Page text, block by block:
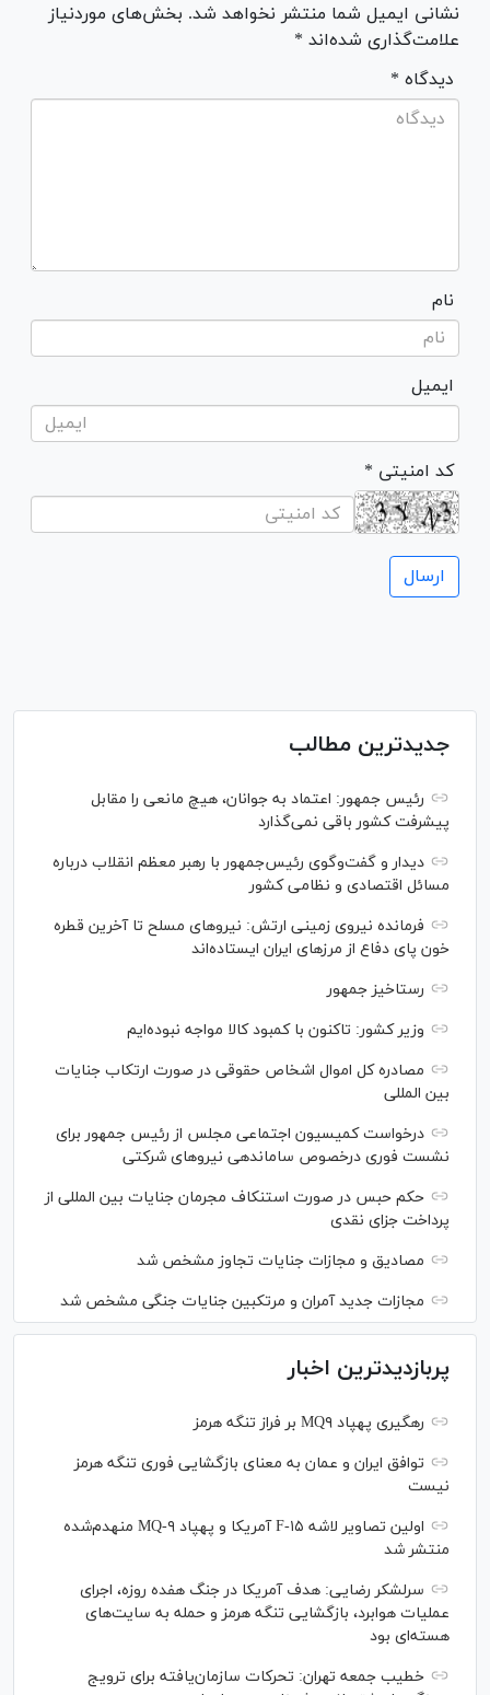
نشانی ایمیل شما منتشر نخواهد شد. بخش‌های موردنیاز
علامت‌گذاری شده‌اند *
* دیدگاه
نام
ایمیل
* کد امنیتی
جدیدترین مطالب
رئیس جمهور: اعتماد به جوانان، هیچ مانعی را مقابل
پیشرفت کشور باقی نمی‌گذارد
دیدار و گفت‌‌وگوی رئیس‌جمهور با رهبر معظم انقلاب درباره
مسائل اقتصادی و نظامی کشور
فرمانده نیروی زمینی ارتش: نیرو‌های مسلح تا آخرین قطره
خون پای دفاع از مرز‌های ایران ایستاده‌اند
رستاخیز جمهور
وزیر کشور: تاکنون با کمبود کالا مواجه نبوده‌ایم
مصادره کل اموال اشخاص حقوقی در صورت ارتکاب جنایات
بین المللی
درخواست کمیسیون اجتماعی مجلس از رئیس جمهور برای
نشست فوری درخصوص ساماندهی نیرو‌های شرکتی
حکم حبس در صورت استنکاف مجرمان جنایات بین المللی از
پرداخت جزای نقدی
مصادیق و مجازات جنایات تجاوز مشخص شد
مجازات جدید آمران و مرتکبین جنایات جنگی مشخص شد
پربازدیدترین اخبار
رهگیری پهپاد MQ۹ بر فراز تنگه هرمز
توافق ایران و عمان به معنای بازگشایی فوری تنگه هرمز
نیست
اولین تصاویر لاشه F-۱۵ آمریکا و پهپاد MQ-۹ منهدم‌شده
منتشر شد
سرلشکر رضایی: هدف آمریکا در جنگ هفده روزه، اجرای
عملیات هوابرد، بازگشایی تنگه هرمز و حمله به سایت‌های
هسته‌ای بود
خطیب جمعه تهران: تحرکات سازمان‌یافته برای ترویج